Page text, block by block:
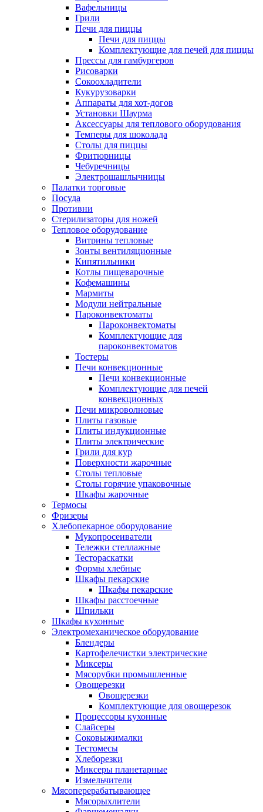
Вафельницы
Грили
Печи для пиццы
Печи для пиццы
Комплектующие для печей для пиццы
Прессы для гамбургеров
Рисоварки
Сокоохладители
Кукурузоварки
Аппараты для хот-догов
Установки Шаурма
Аксессуары для теплового оборудования
Темперы для шоколада
Столы для пиццы
Фритюрницы
Чебуречницы
Электрошашлычницы
Палатки торговые
Посуда
Противни
Стерилизаторы для ножей
Тепловое оборудование
Витрины тепловые
Зонты вентиляционные
Кипятильники
Котлы пищеварочные
Кофемашины
Мармиты
Модули нейтральные
Пароконвектоматы
Пароконвектоматы
Комплектующие для
пароконвектоматов
Тостеры
Печи конвекционные
Печи конвекционные
Комплектующие для печей
конвекционных
Печи микроволновые
Плиты газовые
Плиты индукционные
Плиты электрические
Грили для кур
Поверхности жарочные
Столы тепловые
Столы горячие упаковочные
Шкафы жарочные
Термосы
Фризеры
Хлебопекарное оборудование
Мукопросеиватели
Тележки стеллажные
Тестораскатки
Формы хлебные
Шкафы пекарские
Шкафы пекарские
Шкафы расстоечные
Шпильки
Шкафы кухонные
Электромеханическое оборудование
Блендеры
Картофелечистки электрические
Миксеры
Мясорубки промышленные
Овощерезки
Овощерезки
Комплектующие для овощерезок
Процессоры кухонные
Слайсеры
Соковыжималки
Тестомесы
Хлеборезки
Миксеры планетарные
Измельчители
Мясоперерабатывающее
Мясорыхлители